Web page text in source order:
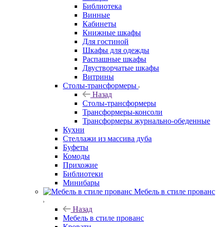
Библиотека
Винные
Кабинеты
Книжные шкафы
Для гостиной
Шкафы для одежды
Распашные шкафы
Двустворчатые шкафы
Витрины
Столы-трансформеры
Назад
Столы-трансформеры
Трансформеры-консоли
Трансформеры журнально-обеденные
Кухни
Стеллажи из массива дуба
Буфеты
Комоды
Прихожие
Библиотеки
Минибары
Мебель в стиле прованс
Назад
Мебель в стиле прованс